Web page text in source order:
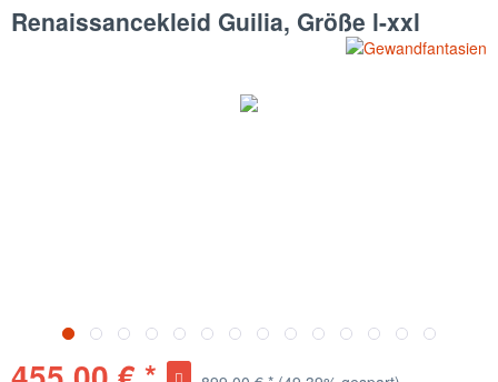
Renaissancekleid Guilia, Größe l-xxl